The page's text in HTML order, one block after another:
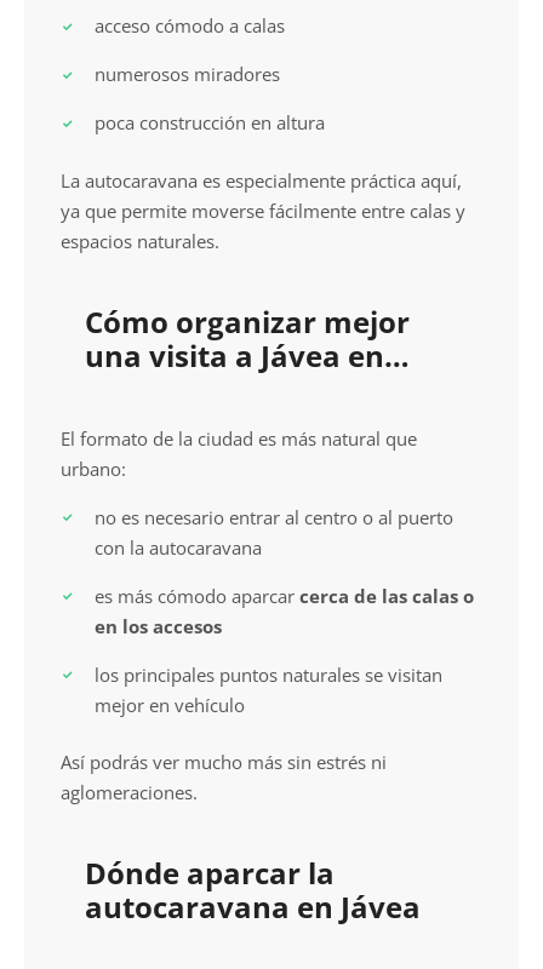
acceso cómodo a calas
numerosos miradores
poca construcción en altura
La autocaravana es especialmente práctica aquí,
ya que permite moverse fácilmente entre calas y
espacios naturales.
Cómo organizar mejor
una visita a Jávea en
El formato de la ciudad es más natural que
urbano:
no es necesario entrar al centro o al puerto
con la autocaravana
es más cómodo aparcar cerca de las calas o
en los accesos
los principales puntos naturales se visitan
mejor en vehículo
Así podrás ver mucho más sin estrés ni
aglomeraciones.
Dónde aparcar la
autocaravana en Jávea